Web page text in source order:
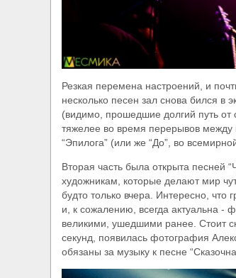
Резкая перемена настроений, и
несколько песен зал снова бился в
(видимо, прошедшие долгий путь
тяжелее во время перерывов между
“Эпилога” (или же “До”, во
Вторая часть была открыта песней
художникам, которые делают мир
будто только вчера. Интересно, что
и, к сожалению, всегда актуальна -
великими, ушедшими ранее. Стоит
секунд, появилась фотография
обязаны за музыку к песне